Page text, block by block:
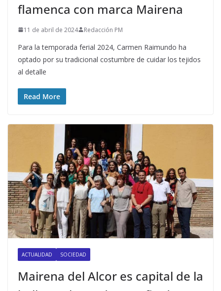
flamenca con marca Mairena
11 de abril de 2024 Redacción PM
Para la temporada ferial 2024, Carmen Raimundo ha
optado por su tradicional costumbre de cuidar los tejidos
al detalle
Read More
ACTUALIDAD SOCIEDAD
Mairena del Alcor es capital de la